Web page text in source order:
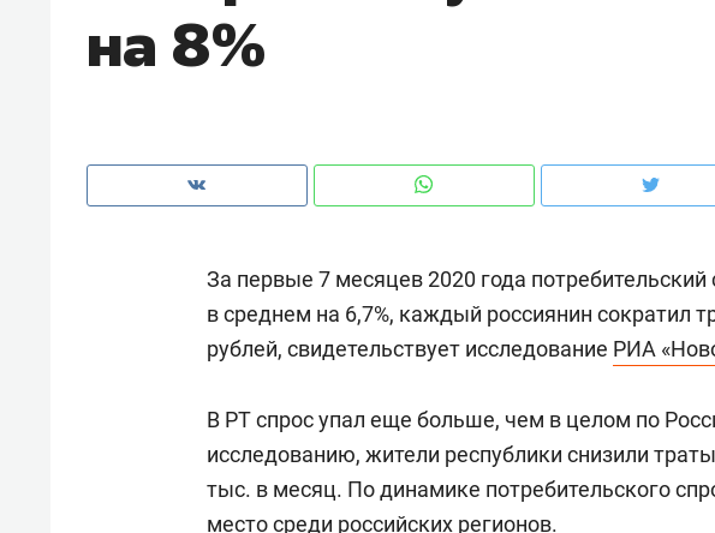
на 8%
За первые 7 месяцев 2020 года потребительский
в среднем на 6,7%, каждый россиянин сократил
рублей, свидетельствует исследование РИА
В РТ спрос упал еще больше, чем в целом по
исследованию, жители республики снизили
тыс. в месяц. По динамике потребительского
место среди российских регионов.
рынки, почему надо знать аксакалов и
чем интересен Оман?
Как ГК «МИР ГРУПП» и ВТБ
создают оазис жилого
комфорта под Казанью
Рекомендуем
150 камер до квартиры
ID вместо ключа:
безопасность в ЖК